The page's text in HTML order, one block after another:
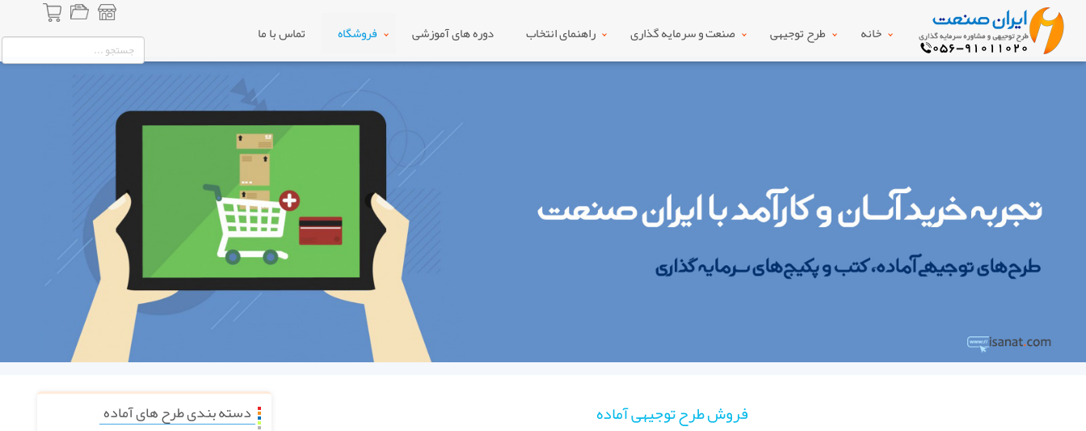
خانه طرح توجیهی صنعت و سرمایه گذاری راهنمای انتخاب دوره های آموزشی فروشگاه تماس با ما
دسته بندی طرح های آماده فروش طرح توجیهی آماده